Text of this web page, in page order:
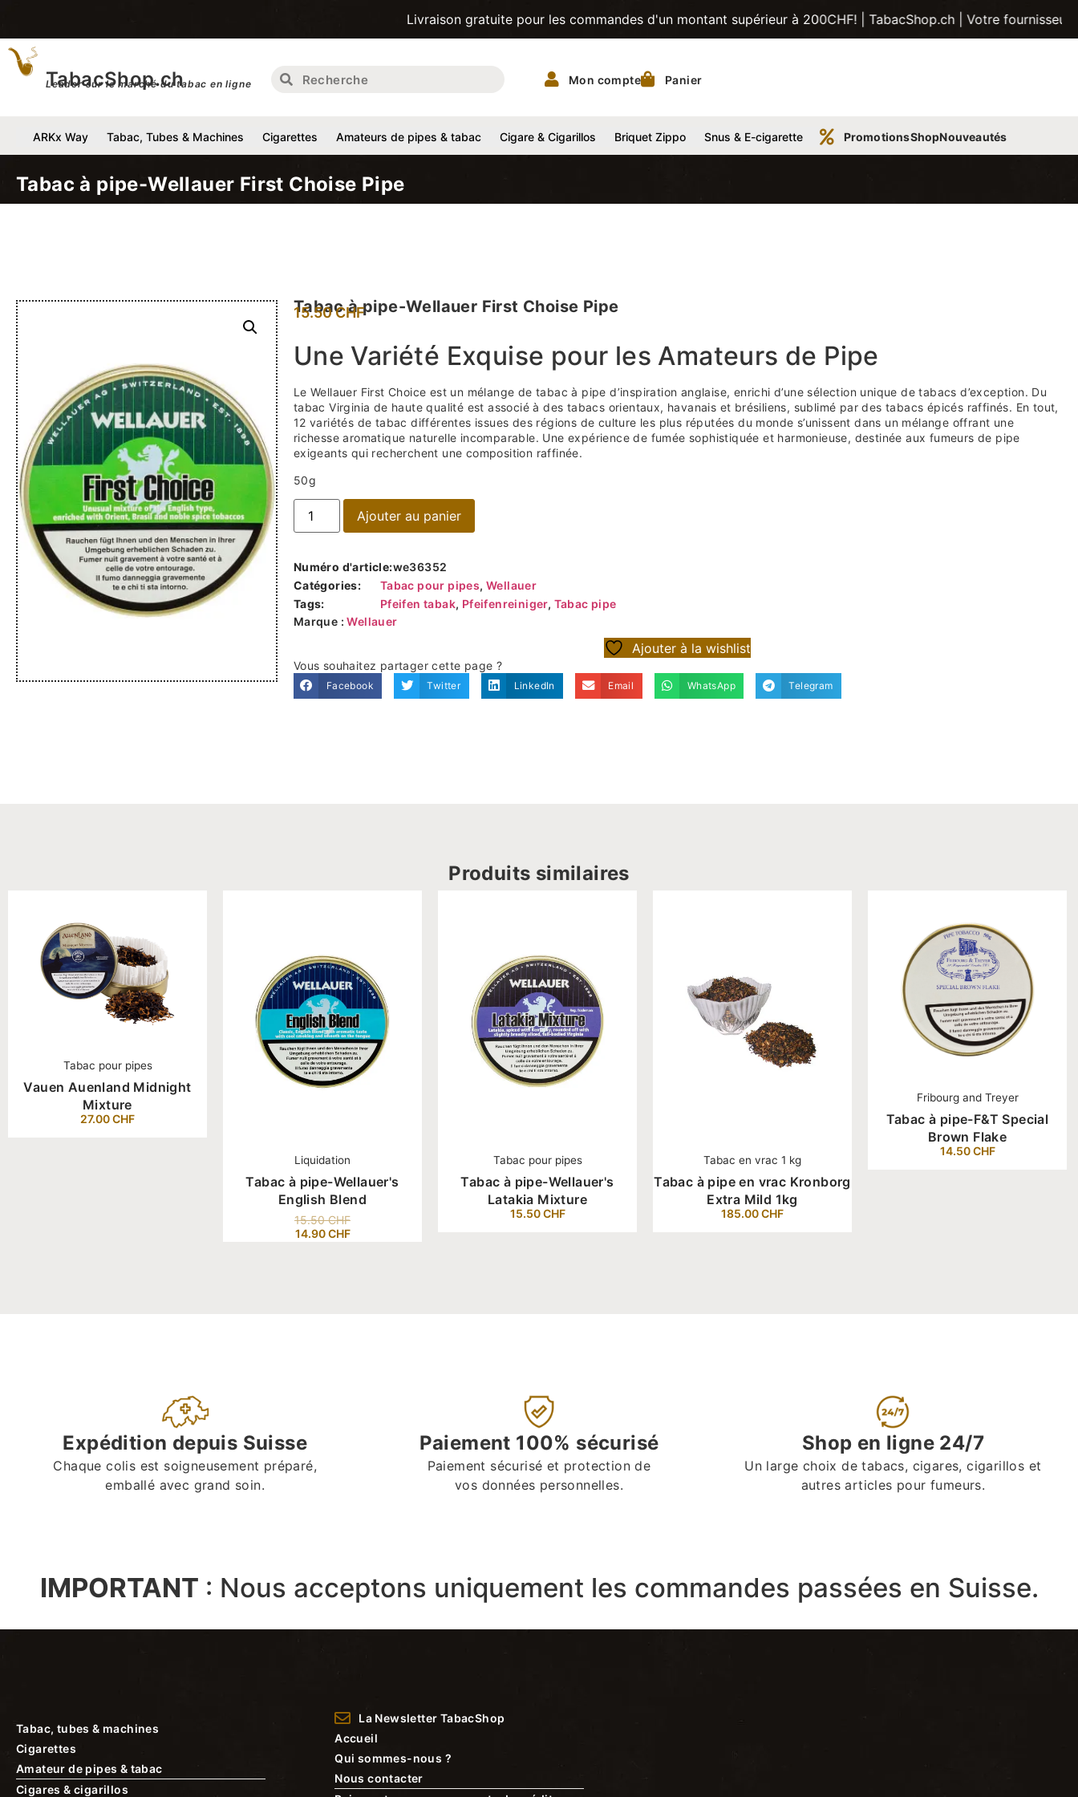
Livraison gratuite pour les commandes d'un montant supérieur à 200CHF! | TabacShop.ch | Votre fournisseur de
TabacShop.ch
Leader sur le marché du tabac en ligne Mon compte Panier
ARKx Way Tabac, Tubes & Machines Cigarettes Amateurs de pipes & tabac Cigare & Cigarillos Briquet Zippo Snus & E-cigarette PromotionsShopNouveautés
Tabac à pipe-Wellauer First Choise Pipe
Tabac à pipe-Wellauer First Choise Pipe
15.50CHF
Une Variété Exquise pour les Amateurs de Pipe
Le Wellauer First Choice est un mélange de tabac à pipe d’inspiration anglaise, enrichi d’une sélection unique de tabacs d’exception. Du
tabac Virginia de haute qualité est associé à des tabacs orientaux, havanais et brésiliens, sublimé par des tabacs épicés raffinés. En tout,
12 variétés de tabac différentes issues des régions de culture les plus réputées du monde s’unissent dans un mélange offrant une
richesse aromatique naturelle incomparable. Une expérience de fumée sophistiquée et harmonieuse, destinée aux fumeurs de pipe
exigeants qui recherchent une composition raffinée.
50g
Ajouter au panier
Numéro d'article:we36352
Catégories:
Tabac pour pipes,Wellauer
Tags:
Pfeifen tabak, Pfeifenreiniger, Tabac pipe
Marque :Wellauer
Ajouter à la wishlist
Vous souhaitez partager cette page ?
Facebook Twitter LinkedIn Email WhatsApp Telegram
Produits similaires
Tabac pour pipes
Vauen Auenland Midnight
Mixture
27.00CHF
Liquidation
Tabac à pipe-Wellauer's
English Blend
15.50CHF
14.90CHF
Tabac pour pipes
Tabac à pipe-Wellauer's
Latakia Mixture
15.50CHF
Tabac en vrac 1 kg
Tabac à pipe en vrac Kronborg
Extra Mild 1kg
185.00CHF
Fribourg and Treyer
Tabac à pipe-F&T Special
Brown Flake
14.50CHF
Expédition depuis Suisse
Chaque colis est soigneusement préparé,
emballé avec grand soin.
Paiement 100% sécurisé
Paiement sécurisé et protection de
vos données personnelles.
Shop en ligne 24/7
Un large choix de tabacs, cigares, cigarillos et
autres articles pour fumeurs.
IMPORTANT : Nous acceptons uniquement les commandes passées en Suisse.
Tabac, tubes & machines
Cigarettes
Amateur de pipes & tabac
Cigares & cigarillos
La Newsletter TabacShop
Accueil
Qui sommes-nous ?
Nous contacter